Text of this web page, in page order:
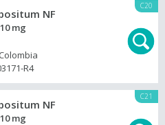
C20
NF
mg
R4
C21
NF
mg